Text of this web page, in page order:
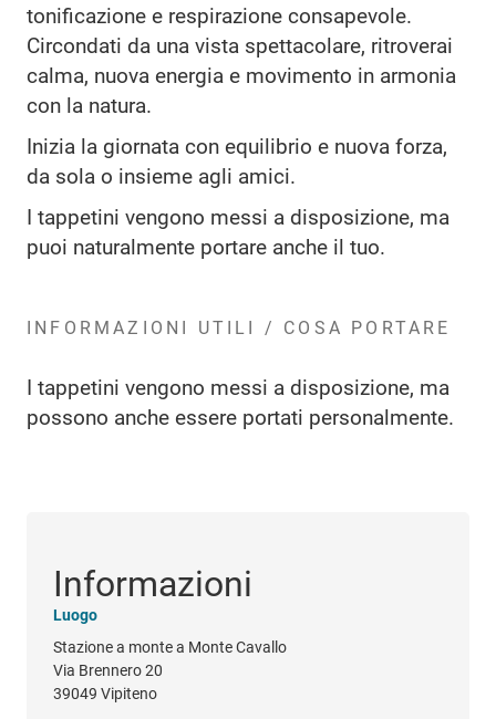
tonificazione e respirazione consapevole.
Circondati da una vista spettacolare, ritroverai
calma, nuova energia e movimento in armonia
con la natura.
Inizia la giornata con equilibrio e nuova forza,
da sola o insieme agli amici.
I tappetini vengono messi a disposizione, ma
puoi naturalmente portare anche il tuo.
INFORMAZIONI UTILI / COSA PORTARE
I tappetini vengono messi a disposizione, ma
possono anche essere portati personalmente.
Informazioni
Luogo
Stazione a monte a Monte Cavallo
Via Brennero 20
39049 Vipiteno